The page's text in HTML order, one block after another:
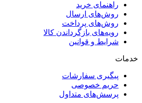
راهنمای خرید
روش‌های ارسال
روش‌های پرداخت
رویه‌های بازگرداندن کالا
شرایط و قوانین
خدمات
پیگیری سفارشات
حریم خصوصی
پرسش‌های متداول